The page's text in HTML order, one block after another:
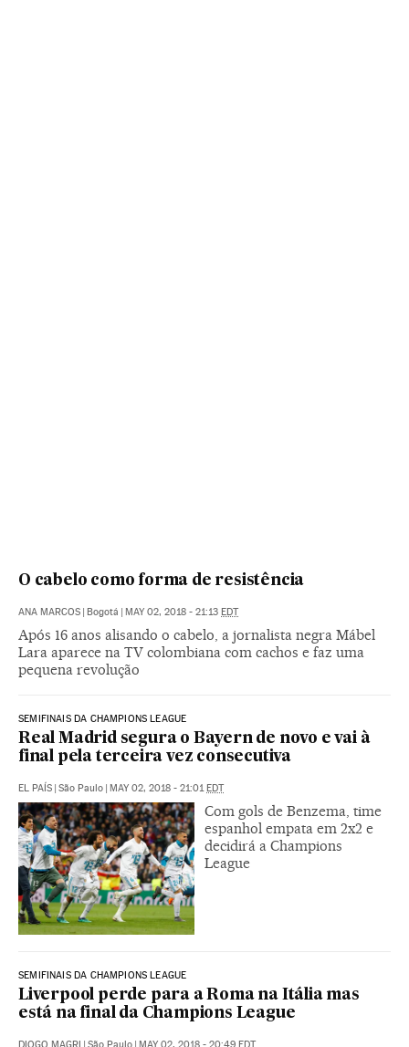
O cabelo como forma de resistência
ANA MARCOS Bogotá MAY 02, 2018 - 21:13 EDT
Após 16 anos alisando o cabelo, a jornalista negra Mábel
Lara aparece na TV colombiana com cachos e faz uma
pequena revolução
SEMIFINAIS DA CHAMPIONS LEAGUE
Real Madrid segura o Bayern de novo e vai à
final pela terceira vez consecutiva
EL PAÍS São Paulo MAY 02, 2018 - 21:01 EDT
Com gols de Benzema, time
espanhol empata em 2x2 e
decidirá a Champions
League
SEMIFINAIS DA CHAMPIONS LEAGUE
Liverpool perde para a Roma na Itália mas
está na final da Champions League